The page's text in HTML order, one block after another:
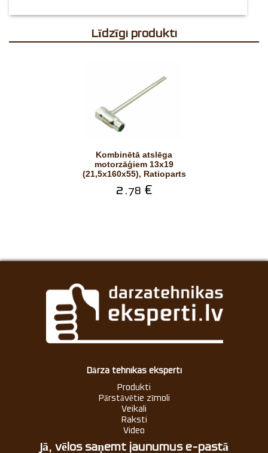
Līdzīgi produkti
Kombinētā atslēga
motorzāģiem 13x19
(21,5x160x55), Ratioparts
2.78 €
Dārza tehnikas eksperti
Produkti
Pārstāvētie zīmoli
Veikali
Raksti
Video
Jā, vēlos saņemt jaunumus e-pastā